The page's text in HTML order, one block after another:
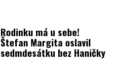
Rodinku má u sebe!
Štefan Margita oslavil
sedmdesátku bez Haničky